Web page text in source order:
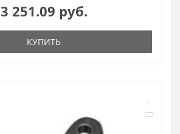
3 251.09 руб.
КУПИТЬ